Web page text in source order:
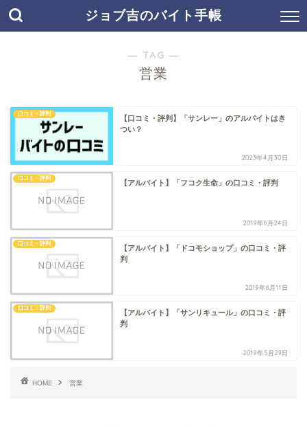
ジョブ吉のバイト手帳
― TAG ―
営業
口コミ・評判
【口コミ・評判】「サンレー」のアルバイトはき
つい？
2023年4月30日
口コミ・評判
【アルバイト】「フコク生命」の口コミ・評判
2019年6月24日
口コミ・評判
【アルバイト】「ドコモショップ」の口コミ・評
判
2019年6月11日
口コミ・評判
【アルバイト】「サンリキュール」の口コミ・評
判
2019年5月29日
HOME 営業